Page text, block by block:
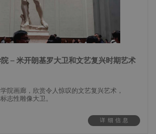
，探索古罗马的精华，回到罗马帝国的时
筑令人叹为观止，周围的花园也邀请你悠
化爱好者提供难忘的体验。不要错过在罗
艺术珍宝的机会。
– 米开朗基罗大卫和文艺复兴时期艺术
院画廊，欣赏令人惊叹的文艺复兴艺术，
志性雕像大卫。
卡纳大公、前神圣罗马帝国皇帝彼得·利奥
，收藏了享有盛誉的哥特式和文艺复兴
详细信息